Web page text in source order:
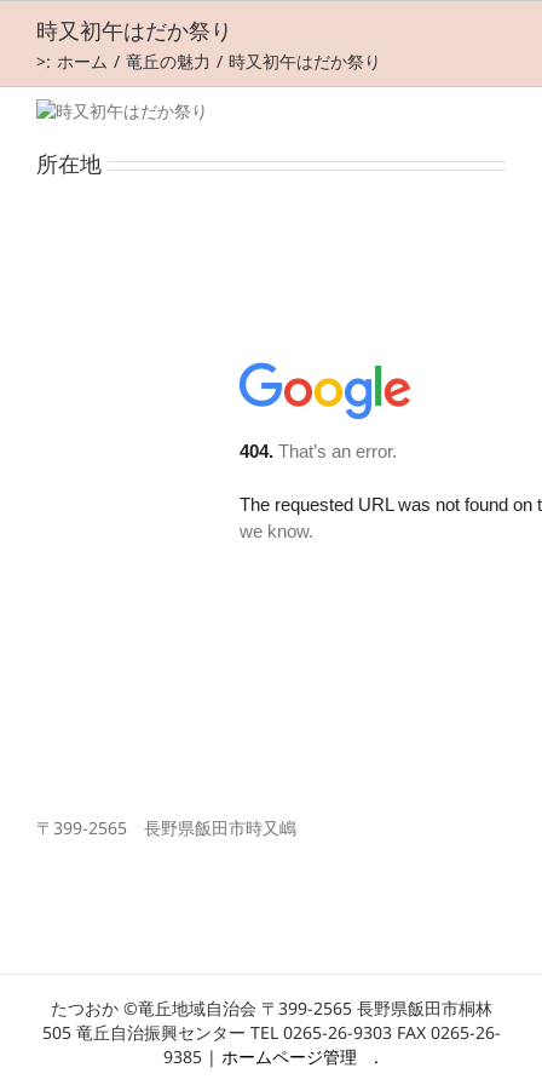
content
時又初午はだか祭り
>: ホーム 竜丘の魅力 時又初午はだか祭り
所在地
〒399-2565 長野県飯田市時又嶋
たつおか ©竜丘地域自治会 〒399-2565 長野県飯田市桐林
505 竜丘自治振興センター TEL 0265-26-9303 FAX 0265-26-
9385 | ホームページ管理 .